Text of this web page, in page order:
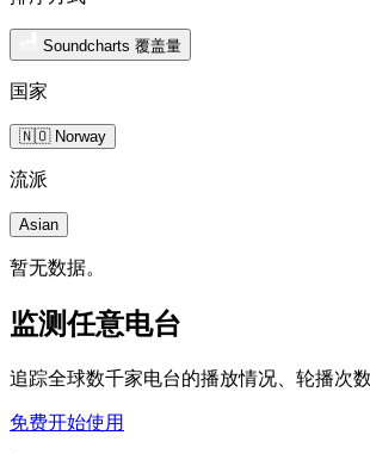
Soundcharts 覆盖量
国家
🇳🇴 Norway
流派
Asian
暂无数据。
监测任意电台
追踪全球数千家电台的播放情况、轮播次
免费开始使用